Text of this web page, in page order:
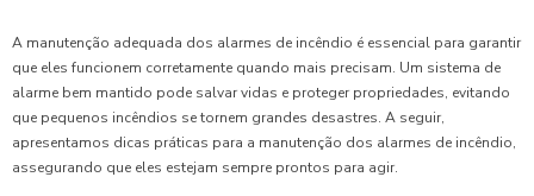
A manutenção adequada dos alarmes de incêndio é essencial para garantir
que eles funcionem corretamente quando mais precisam. Um sistema de
alarme bem mantido pode salvar vidas e proteger propriedades, evitando
que pequenos incêndios se tornem grandes desastres. A seguir,
apresentamos dicas práticas para a manutenção dos alarmes de incêndio,
assegurando que eles estejam sempre prontos para agir.